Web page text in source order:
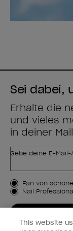
Sei dabei,
Erhalte die
und vieles
in deiner
Gebe deine E-Mail-
Kundenart
Fan von
Nail
This website